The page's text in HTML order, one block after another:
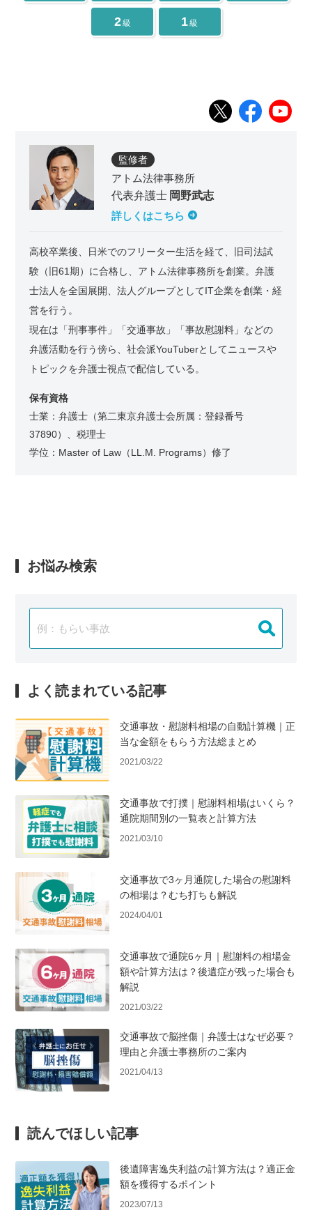
2級 1級
監修者
アトム法律事務所
代表弁護士 岡野武志
詳しくはこちら
高校卒業後、日米でのフリーター生活を経て、旧司法試
験（旧61期）に合格し、アトム法律事務所を創業。弁護
士法人を全国展開、法人グループとしてIT企業を創業・経
営を行う。
現在は「刑事事件」「交通事故」「事故慰謝料」などの
弁護活動を行う傍ら、社会派YouTuberとしてニュースや
トピックを弁護士視点で配信している。
保有資格
士業：弁護士（第二東京弁護士会所属：登録番号
37890）、税理士
学位：Master of Law（LL.M. Programs）修了
お悩み検索
よく読まれている記事
交通事故・慰謝料相場の自動計算機｜正
当な金額をもらう方法総まとめ
2021/03/22
交通事故で打撲｜慰謝料相場はいくら？
通院期間別の一覧表と計算方法
2021/03/10
交通事故で3ヶ月通院した場合の慰謝料
の相場は？むち打ちも解説
2024/04/01
交通事故で通院6ヶ月｜慰謝料の相場金
額や計算方法は？後遺症が残った場合も
解説
2021/03/22
交通事故で脳挫傷｜弁護士はなぜ必要？
理由と弁護士事務所のご案内
2021/04/13
読んでほしい記事
後遺障害逸失利益の計算方法は？適正金
額を獲得するポイント
2023/07/13